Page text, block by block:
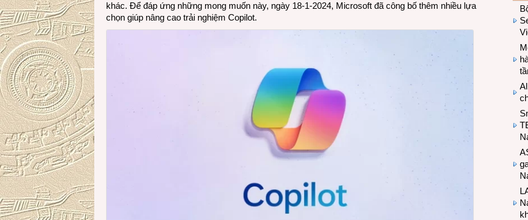
khác. Để đáp ứng những mong muốn này, ngày 18-1-2024, Microsoft đã công bố thêm nhiều lựa
chọn giúp nâng cao trải nghiệm Copilot.